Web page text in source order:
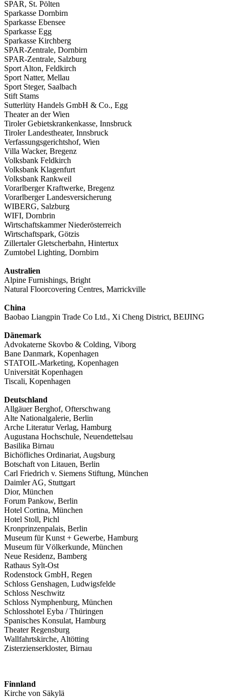
SPAR, St. Pölten
Sparkasse Dornbirn
Sparkasse Ebensee
Sparkasse Egg
Sparkasse Kirchberg
SPAR-Zentrale, Dornbirn
SPAR-Zentrale, Salzburg
Sport Alton, Feldkirch
Sport Natter, Mellau
Sport Steger, Saalbach
Stift Stams
Sutterlüty Handels GmbH & Co., Egg
Theater an der Wien
Tiroler Gebietskrankenkasse, Innsbruck
Tiroler Landestheater, Innsbruck
Verfassungsgerichtshof, Wien
Villa Wacker, Bregenz
Volksbank Feldkirch
Volksbank Klagenfurt
Volksbank Rankweil
Vorarlberger Kraftwerke, Bregenz
Vorarlberger Landesversicherung
WIBERG, Salzburg
WIFI, Dornbrin
Wirtschaftskammer Niederösterreich
Wirtschaftspark, Götzis
Zillertaler Gletscherbahn, Hintertux
Zumtobel Lighting, Dornbirn
Australien
Alpine Furnishings, Bright
Natural Floorcovering Centres, Marrickville
China
Baobao Liangpin Trade Co Ltd., Xi Cheng District, BEIJING
Dänemark
Advokaterne Skovbo & Colding, Viborg
Bane Danmark, Kopenhagen
STATOIL-Marketing, Kopenhagen
Universität Kopenhagen
Tiscali, Kopenhagen
Deutschland
Allgäuer Berghof, Ofterschwang
Alte Nationalgalerie, Berlin
Arche Literatur Verlag, Hamburg
Augustana Hochschule, Neuendettelsau
Basilika Birnau
Bichöfliches Ordinariat, Augsburg
Botschaft von Litauen, Berlin
Carl Friedrich v. Siemens Stiftung, München
Daimler AG, Stuttgart
Dior, München
Forum Pankow, Berlin
Hotel Cortina, München
Hotel Stoll, Pichl
Kronprinzenpalais, Berlin
Museum für Kunst + Gewerbe, Hamburg
Museum für Völkerkunde, München
Neue Residenz, Bamberg
Rathaus Sylt-Ost
Rodenstock GmbH, Regen
Schloss Genshagen, Ludwigsfelde
Schloss Neschwitz
Schloss Nymphenburg, München
Schlosshotel Eyba / Thüringen
Spanisches Konsulat, Hamburg
Theater Regensburg
Wallfahrtskirche, Altötting
Zisterzienserkloster, Birnau
Finnland
Kirche von Säkylä